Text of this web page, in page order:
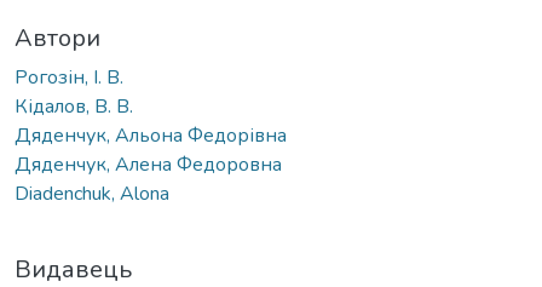
Автори
Рогозін, І. В.
Кідалов, В. В.
Дяденчук, Альона Федорівна
Дяденчук, Алена Федоровна
Diadenchuk, Alona
Видавець